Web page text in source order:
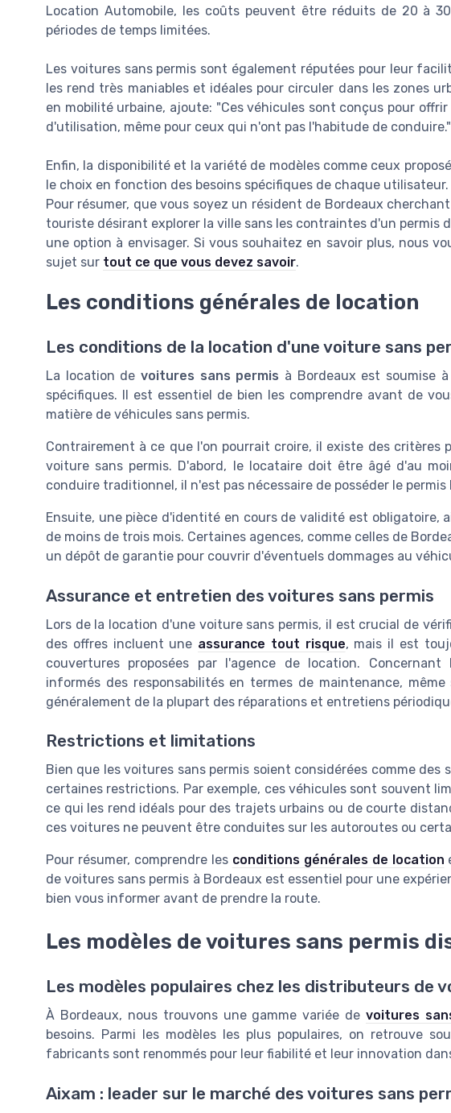
Location Automobile, les coûts peuvent être réduits de 20 à
périodes de temps limitées.
Les voitures sans permis sont également réputées pour leur
les rend très maniables et idéales pour circuler dans les zones
en mobilité urbaine, ajoute: "Ces véhicules sont conçus pour
d'utilisation, même pour ceux qui n'ont pas l'habitude de conduire."
Enfin, la disponibilité et la variété de modèles comme ceux
le choix en fonction des besoins spécifiques de chaque utilisateur.
Pour résumer, que vous soyez un résident de Bordeaux
touriste désirant explorer la ville sans les contraintes d'un permis
une option à envisager. Si vous souhaitez en savoir plus, nous
sujet sur tout ce que vous devez savoir.
Les conditions générales de location
Les conditions de la location d'une voiture sans
La location de voitures sans permis à Bordeaux est soumise
spécifiques. Il est essentiel de bien les comprendre avant de
matière de véhicules sans permis.
Contrairement à ce que l'on pourrait croire, il existe des critères
voiture sans permis. D'abord, le locataire doit être âgé d'au
conduire traditionnel, il n'est pas nécessaire de posséder le
Ensuite, une pièce d'identité en cours de validité est
de moins de trois mois. Certaines agences, comme celles de
un dépôt de garantie pour couvrir d'éventuels dommages au
Assurance et entretien des voitures sans permis
Lors de la location d'une voiture sans permis, il est crucial de
des offres incluent une assurance tout risque, mais il est
couvertures proposées par l'agence de location.
informés des responsabilités en termes de maintenance,
généralement de la plupart des réparations et entretiens
Restrictions et limitations
Bien que les voitures sans permis soient considérées comme des
certaines restrictions. Par exemple, ces véhicules sont souvent
ce qui les rend idéals pour des trajets urbains ou de courte
ces voitures ne peuvent être conduites sur les autoroutes ou
Pour résumer, comprendre les conditions générales de location
de voitures sans permis à Bordeaux est essentiel pour une
bien vous informer avant de prendre la route.
Les modèles de voitures sans permis
Les modèles populaires chez les distributeurs de
À Bordeaux, nous trouvons une gamme variée de voitures
besoins. Parmi les modèles les plus populaires, on retrouve
fabricants sont renommés pour leur fiabilité et leur innovation
Aixam : leader sur le marché des voitures sans